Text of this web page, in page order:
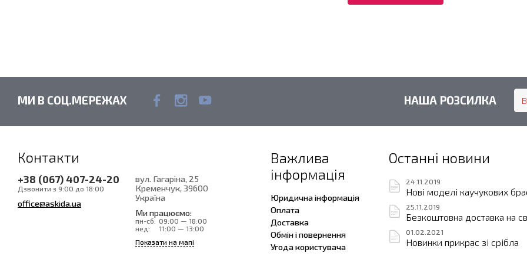
МИ В СОЦ.МЕРЕЖАХ НАША РОЗСИЛКА
Контакти
+38 (067) 407-24-20
Дзвонити з 9:00 до 18:00
office@askida.ua
вул. Гагаріна, 25
Кременчук, 39600
Україна
Ми працюємо:
пн-сб: 09:00 — 18:00
нед:
11:00 — 13:00
Показати на мапі
Важлива
інформація
Юридична інформація
Оплата
Доставка
Обмін і повернення
Угода користувача
Останні новини
24.11.2019
Нові моделі каучукових
25.11.2019
Безкоштовна доставка на
01.02.2021
Новинки прикрас зі срібла